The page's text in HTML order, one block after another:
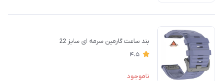
بند ساعت گارمین سرمه ای سایز 22
4.5
ناموجود